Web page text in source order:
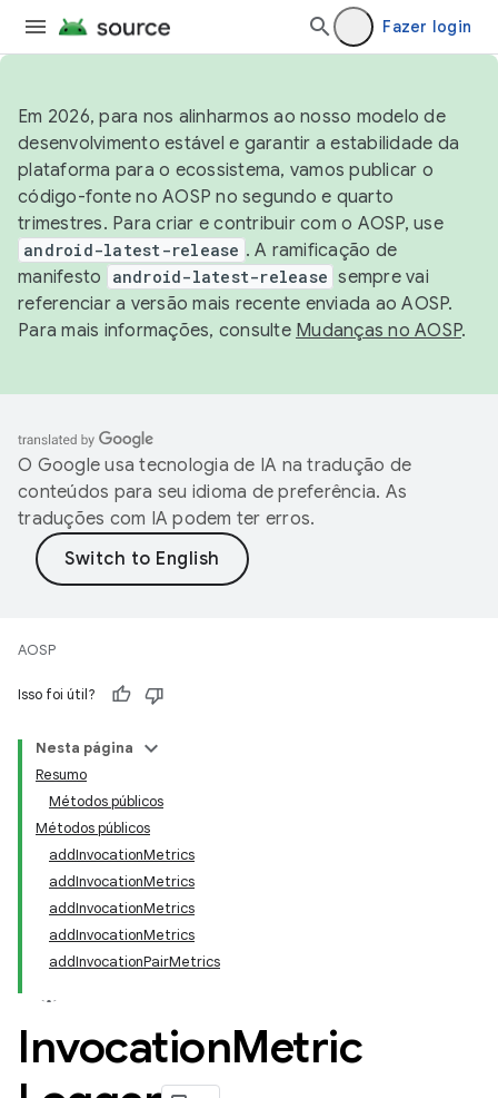
Fazer login
Em 2026, para nos alinharmos ao nosso modelo de
desenvolvimento estável e garantir a estabilidade da
plataforma para o ecossistema, vamos publicar o
código-fonte no AOSP no segundo e quarto
trimestres. Para criar e contribuir com o AOSP, use
android-latest-release . A ramificação de
manifesto
android-latest-release sempre vai
referenciar a versão mais recente enviada ao AOSP.
Para mais informações, consulte Mudanças no AOSP.
O Google usa tecnologia de IA na tradução de
conteúdos para seu idioma de preferência. As
traduções com IA podem ter erros.
AOSP
Isso foi útil?
Nesta página
Resumo
Métodos públicos
Métodos públicos
addInvocationMetrics
addInvocationMetrics
addInvocationMetrics
addInvocationMetrics
addInvocationPairMetrics
InvocationMetric